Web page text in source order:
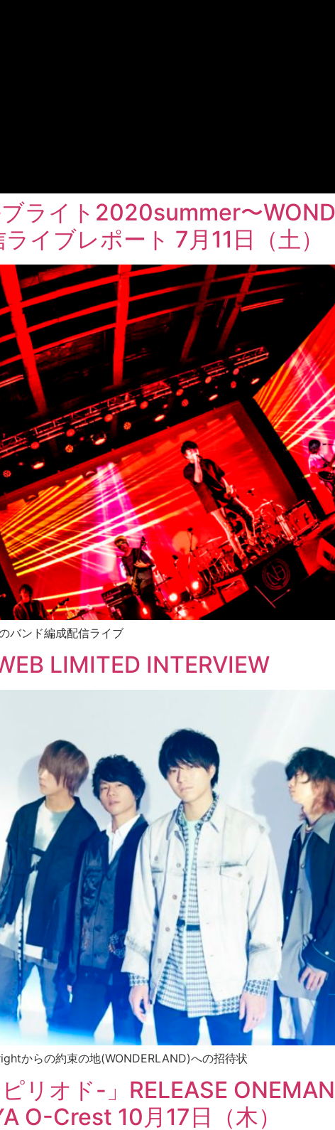
ライト2020summer〜
イブレポート 7月11日（土）
バンド編成配信ライブ
LIMITED INTERVIEW
からの約束の地(WONDERLAND)への招待状
リオド-」RELEASE
O-Crest 10月17日（木）